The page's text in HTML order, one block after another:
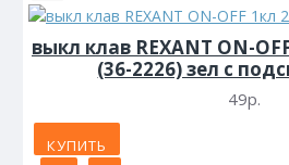
выкл клав REXANT ON-
(36-2226) зел с
49р.
КУПИТЬ